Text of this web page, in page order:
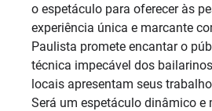
o espetáculo para oferecer às
experiência única e marcante
Paulista promete encantar o
técnica impecável dos
locais apresentam seus
Será um espetáculo dinâmico e